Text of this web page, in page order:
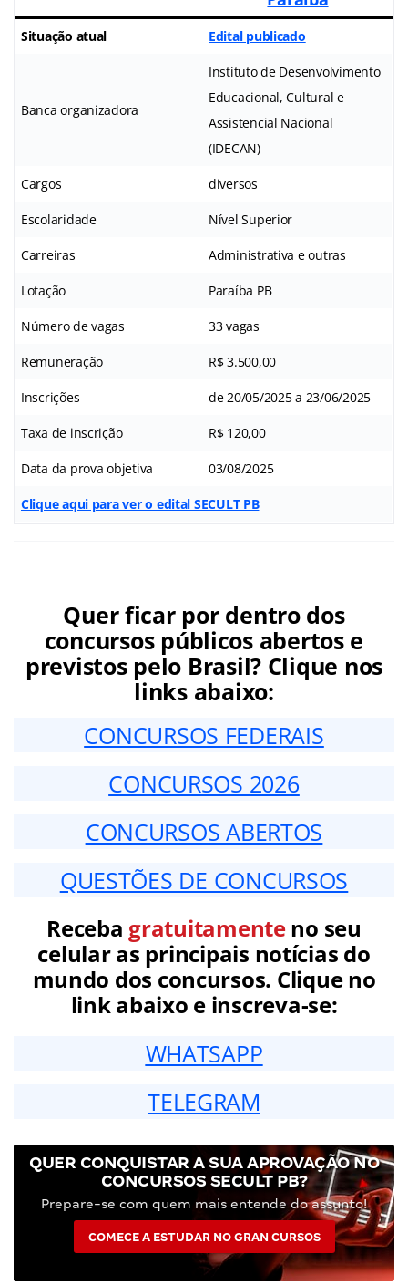
Situação atual Edital publicado
Banca organizadora
Instituto de Desenvolvimento
Educacional, Cultural e
Assistencial Nacional
(IDECAN)
Cargos diversos
Escolaridade Nível Superior
Carreiras Administrativa e outras
Lotação Paraíba PB
Número de vagas 33 vagas
Remuneração R$ 3.500,00
Inscrições de 20/05/2025 a 23/06/2025
Taxa de inscrição R$ 120,00
Data da prova objetiva 03/08/2025
Clique aqui para ver o edital SECULT PB
Quer ficar por dentro dos
concursos públicos abertos e
previstos pelo Brasil? Clique nos
links abaixo:
CONCURSOS FEDERAIS
CONCURSOS 2026
CONCURSOS ABERTOS
QUESTÕES DE CONCURSOS
Receba gratuitamenteno seu
celular as principais notícias do
mundo dos concursos. Clique no
link abaixo e inscreva-se:
WHATSAPP
TELEGRAM
QUER CONQUISTAR A SUA APROVAÇÃO NO
CONCURSOS SECULT PB?
Prepare-se com quem mais entende do assunto!
COMECE A ESTUDAR NO GRAN CURSOS